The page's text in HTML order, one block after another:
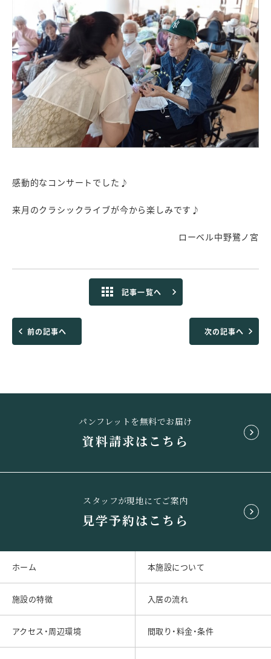
感動的なコンサートでした♪
来月のクラシックライブが今から楽しみです♪
ローベル中野鷺ノ宮
前の記事へ 次の記事へ
記事一覧へ
パンフレットを無料でお届け
資料請求はこちら
スタッフが現地にてご案内
見学予約はこちら
ホーム 本施設について
施設の特徴 入居の流れ
アクセス・周辺環境 間取り・料金・条件